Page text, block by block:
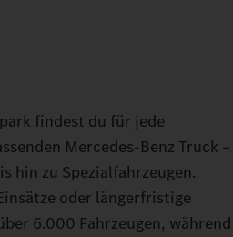
findest du für jede
Mercedes‑Benz Truck –
hin zu Spezialfahrzeugen.
oder längerfristige
6.000 Fahrzeugen, während